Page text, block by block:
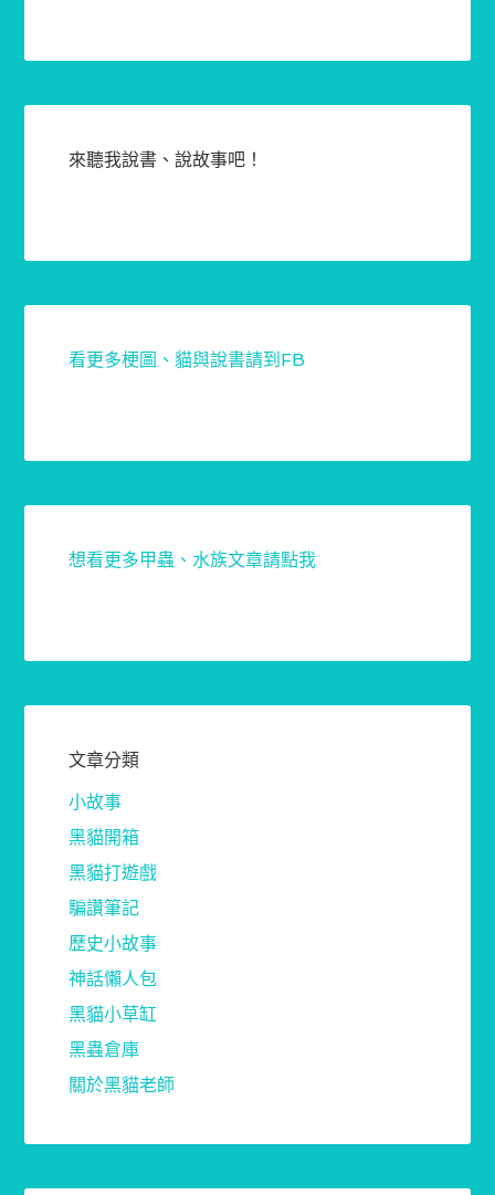
來聽我說書、說故事吧！
看更多梗圖、貓與說書請到FB
想看更多甲蟲、水族文章請點我
文章分類
小故事
黑貓開箱
黑貓打遊戲
騙讚筆記
歷史小故事
神話懶人包
黑貓小草缸
黑蟲倉庫
關於黑貓老師